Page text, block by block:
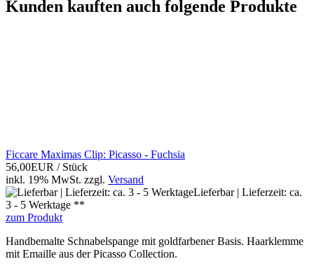
Kunden kauften auch folgende Produkte
Ficcare Maximas Clip: Picasso - Fuchsia
56,00EUR / Stück
inkl. 19% MwSt. zzgl. Versand
Lieferbar | Lieferzeit: ca.
3 - 5 Werktage **
zum Produkt
Handbemalte Schnabelspange mit goldfarbener Basis. Haarklemme
mit Emaille aus der Picasso Collection.